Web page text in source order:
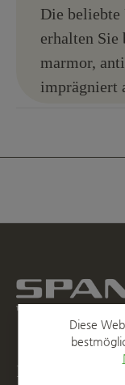
Die beliebte
erhalten Sie
marmor,
imprägniert
Kontakt
Diese